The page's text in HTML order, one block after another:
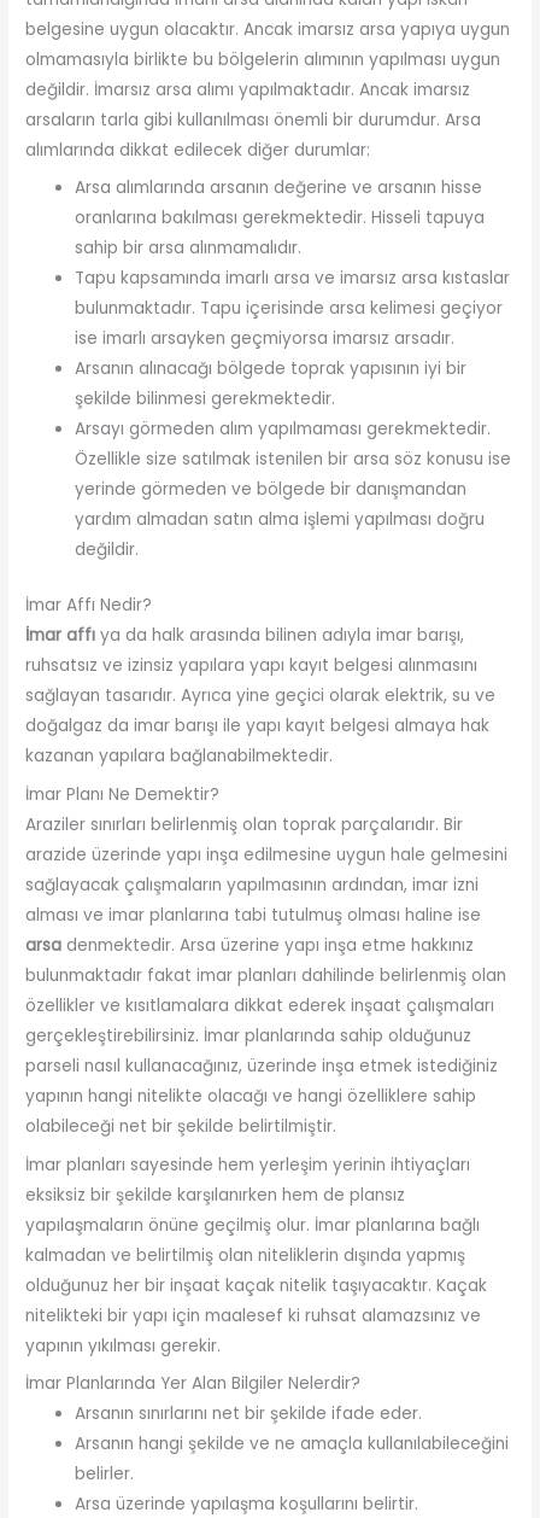
belgesine uygun olacaktır. Ancak imarsız arsa yapıya uygun
olmamasıyla birlikte bu bölgelerin alımının yapılması uygun
değildir. İmarsız arsa alımı yapılmaktadır. Ancak imarsız
arsaların tarla gibi kullanılması önemli bir durumdur. Arsa
alımlarında dikkat edilecek diğer durumlar:
Arsa alımlarında arsanın değerine ve arsanın hisse
oranlarına bakılması gerekmektedir. Hisseli tapuya
sahip bir arsa alınmamalıdır.
Tapu kapsamında imarlı arsa ve imarsız arsa kıstaslar
bulunmaktadır. Tapu içerisinde arsa kelimesi geçiyor
ise imarlı arsayken geçmiyorsa imarsız arsadır.
Arsanın alınacağı bölgede toprak yapısının iyi bir
şekilde bilinmesi gerekmektedir.
Arsayı görmeden alım yapılmaması gerekmektedir.
Özellikle size satılmak istenilen bir arsa söz konusu ise
yerinde görmeden ve bölgede bir danışmandan
yardım almadan satın alma işlemi yapılması doğru
değildir.
İmar Affı Nedir?
İmar affı ya da halk arasında bilinen adıyla imar barışı,
ruhsatsız ve izinsiz yapılara yapı kayıt belgesi alınmasını
sağlayan tasarıdır. Ayrıca yine geçici olarak elektrik, su ve
doğalgaz da imar barışı ile yapı kayıt belgesi almaya hak
kazanan yapılara bağlanabilmektedir.
İmar Planı Ne Demektir?
Araziler sınırları belirlenmiş olan toprak parçalarıdır. Bir
arazide üzerinde yapı inşa edilmesine uygun hale gelmesini
sağlayacak çalışmaların yapılmasının ardından, imar izni
alması ve imar planlarına tabi tutulmuş olması haline ise
arsa denmektedir. Arsa üzerine yapı inşa etme hakkınız
bulunmaktadır fakat imar planları dahilinde belirlenmiş olan
özellikler ve kısıtlamalara dikkat ederek inşaat çalışmaları
gerçekleştirebilirsiniz. İmar planlarında sahip olduğunuz
parseli nasıl kullanacağınız, üzerinde inşa etmek istediğiniz
yapının hangi nitelikte olacağı ve hangi özelliklere sahip
olabileceği net bir şekilde belirtilmiştir.
İmar planları sayesinde hem yerleşim yerinin ihtiyaçları
eksiksiz bir şekilde karşılanırken hem de plansız
yapılaşmaların önüne geçilmiş olur. İmar planlarına bağlı
kalmadan ve belirtilmiş olan niteliklerin dışında yapmış
olduğunuz her bir inşaat kaçak nitelik taşıyacaktır. Kaçak
nitelikteki bir yapı için maalesef ki ruhsat alamazsınız ve
yapının yıkılması gerekir.
İmar Planlarında Yer Alan Bilgiler Nelerdir?
Arsanın sınırlarını net bir şekilde ifade eder.
Arsanın hangi şekilde ve ne amaçla kullanılabileceğini
belirler.
Arsa üzerinde yapılaşma koşullarını belirtir.